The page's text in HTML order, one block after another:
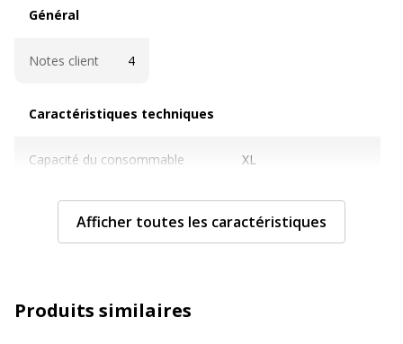
Général
Notes client 4
Caractéristiques techniques
Capacité du consommable XL
Cartouches de marque Non
Afficher toutes les caractéristiques
Produits similaires